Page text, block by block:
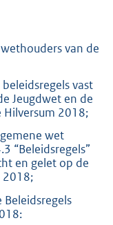
van de
vast
Jeugdwet en de
2018;
wet
“Beleidsregels”
en gelet op de
2018;